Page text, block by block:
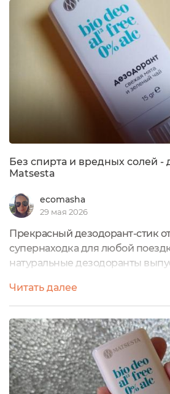
совершенно неудобно. Хрупкая
не про поездки. Поэтому я была
дезодорант именно в формате
ничего...
Без спирта и вредных солей -
Matsesta
ecomasha
29 мая 2026
Прекрасный дезодорант-стик
супернаходка для любой
натуральные дезодоранты
стеклянный флакон в поездки -
вариант. Стоит ему упасть - и вы
дезодоранта, ведь чтобы
дезодорант, надо позаботиться
Его не купить в любом
Читать далее